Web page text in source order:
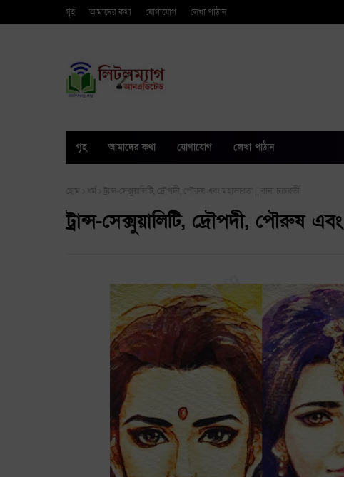
গৃহ আমাদের কথা যোগাযোগ লেখা পাঠান
গৃহ আমাদের কথা যোগাযোগ লেখা পাঠান
হোম ধর্ম ট্রান্স-সেক্সুয়ালিটি, দ্রৌপদী, পৌরুষ এবং মহাভারত' || রানা চক্রবর্তী
ট্রান্স-সেক্সুয়ালিটি, দ্রৌপদী, পৌরুষ